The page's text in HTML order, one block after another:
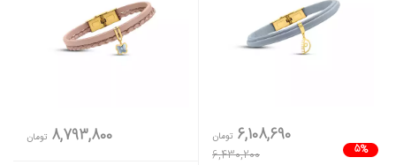
5%
6,108,690 تومان
6,430,200
8,793,800 تومان